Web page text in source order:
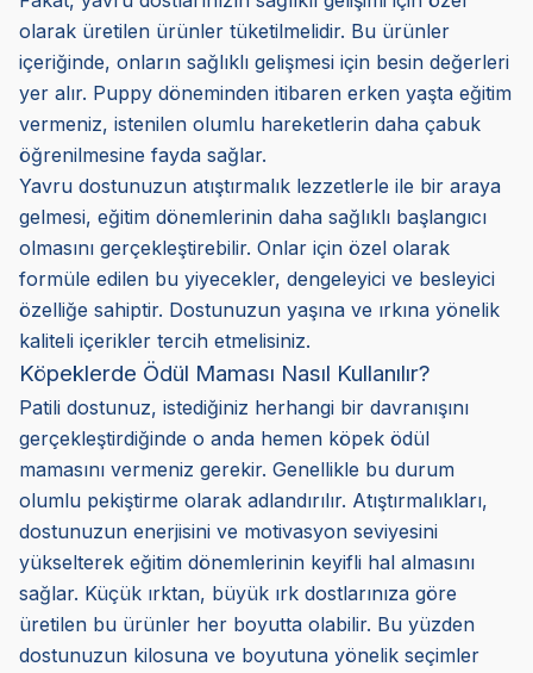
olarak üretilen ürünler tüketilmelidir. Bu ürünler
içeriğinde, onların sağlıklı gelişmesi için besin değerleri
yer alır. Puppy döneminden itibaren erken yaşta eğitim
vermeniz, istenilen olumlu hareketlerin daha çabuk
öğrenilmesine fayda sağlar.
Yavru dostunuzun atıştırmalık lezzetlerle ile bir araya
gelmesi, eğitim dönemlerinin daha sağlıklı başlangıcı
olmasını gerçekleştirebilir. Onlar için özel olarak
formüle edilen bu yiyecekler, dengeleyici ve besleyici
özelliğe sahiptir. Dostunuzun yaşına ve ırkına yönelik
kaliteli içerikler tercih etmelisiniz.
Köpeklerde Ödül Maması Nasıl Kullanılır?
Patili dostunuz, istediğiniz herhangi bir davranışını
gerçekleştirdiğinde o anda hemen köpek ödül
mamasını vermeniz gerekir. Genellikle bu durum
olumlu pekiştirme olarak adlandırılır. Atıştırmalıkları,
dostunuzun enerjisini ve motivasyon seviyesini
yükselterek eğitim dönemlerinin keyifli hal almasını
sağlar. Küçük ırktan, büyük ırk dostlarınıza göre
üretilen bu ürünler her boyutta olabilir. Bu yüzden
dostunuzun kilosuna ve boyutuna yönelik seçimler